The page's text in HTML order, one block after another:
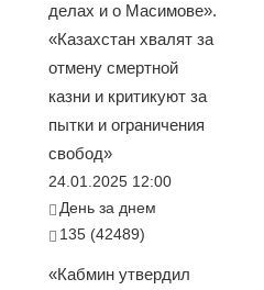
делах и о Масимове».
«Казахстан хвалят за
отмену смертной
казни и критикуют за
пытки и ограничения
свобод»
24.01.2025 12:00
День за днем
135 (42489)
«Кабмин утвердил